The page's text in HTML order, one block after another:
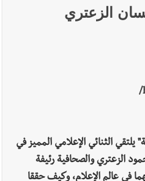
الزعتري
الثنائي الإعلامي المميز في
الزعتري والصحافية رئيفة
في عالم الإعلام، وكيف حققا